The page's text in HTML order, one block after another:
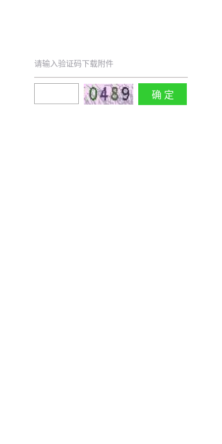
请输入验证码下载附件